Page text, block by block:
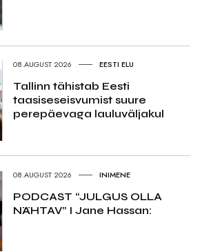
08.AUGUST 2026 EESTI ELU
Tallinn tähistab Eesti
taasiseseisvumist suure
perepäevaga lauluväljakul
08.AUGUST 2026 INIMENE
PODCAST “JULGUS OLLA
NÄHTAV” I Jane Hassan: